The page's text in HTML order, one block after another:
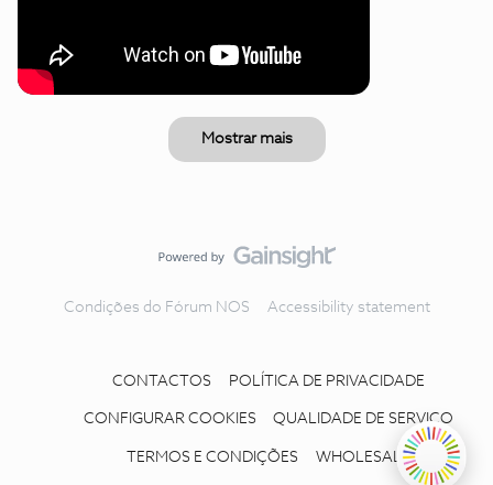
Mostrar mais
Condições do Fórum NOS Accessibility statement
CONTACTOS POLÍTICA DE PRIVACIDADE
CONFIGURAR COOKIES QUALIDADE DE SERVIÇO
TERMOS E CONDIÇÕES WHOLESALE